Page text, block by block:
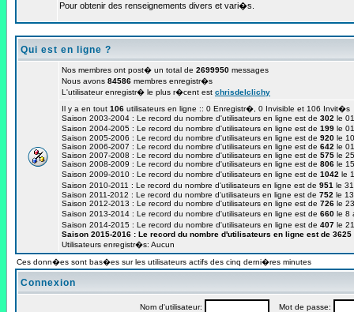
Pour obtenir des renseignements divers et vari�s.
Qui est en ligne ?
Nos membres ont post� un total de 2699950 messages
Nous avons 84586 membres enregistr�s
L'utilisateur enregistr� le plus r�cent est chrisdelclichy
Il y a en tout 106 utilisateurs en ligne :: 0 Enregistr�, 0 Invisible et 106
Saison 2003-2004 : Le record du nombre d'utilisateurs en ligne est de 302 le
Saison 2004-2005 : Le record du nombre d'utilisateurs en ligne est de 199 le
Saison 2005-2006 : Le record du nombre d'utilisateurs en ligne est de 920 le
Saison 2006-2007 : Le record du nombre d'utilisateurs en ligne est de 642 le
Saison 2007-2008 : Le record du nombre d'utilisateurs en ligne est de 575 le
Saison 2008-2009 : Le record du nombre d'utilisateurs en ligne est de 806 le
Saison 2009-2010 : Le record du nombre d'utilisateurs en ligne est de 1042 le
Saison 2010-2011 : Le record du nombre d'utilisateurs en ligne est de 951 le
Saison 2011-2012 : Le record du nombre d'utilisateurs en ligne est de 752 le
Saison 2012-2013 : Le record du nombre d'utilisateurs en ligne est de 726 le
Saison 2013-2014 : Le record du nombre d'utilisateurs en ligne est de 660 le 8
Saison 2014-2015 : Le record du nombre d'utilisateurs en ligne est de 407 le
Saison 2015-2016 : Le record du nombre d'utilisateurs en ligne est de 3625
Utilisateurs enregistr�s: Aucun
Ces donn�es sont bas�es sur les utilisateurs actifs des cinq derni�res minutes
Connexion
Nom d'utilisateur: Mot de passe: